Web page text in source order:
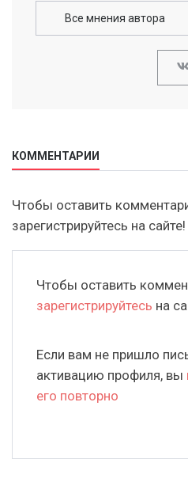
Все мнения автора
КОММЕНТАРИИ
Чтобы оставить
зарегистрируйтесь на сайте!
Чтобы оставить
зарегистрируйтесь на
Если вам не пришло
активацию профиля, вы
его повторно